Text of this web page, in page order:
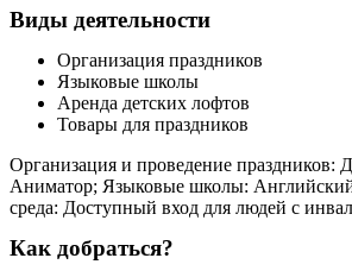
Виды деятельности
Организация праздников
Языковые школы
Аренда детских лофтов
Товары для праздников
Организация и проведение праздников:
Аниматор; Языковые школы:
среда: Доступный вход для людей с
Как добраться?